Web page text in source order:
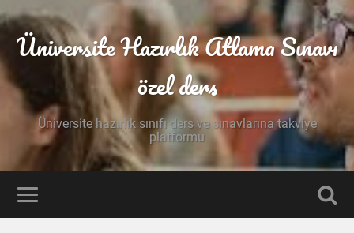
Üniversite Hazırlık Atlama Sınavı
özel ders
Üniversite hazırlık sınıfı ders ve sınavlarına takviye
platformu